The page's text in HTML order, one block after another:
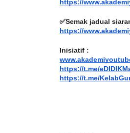
https://
✅Semak jadual
https://
Inisiatif :
https://t.me/
https://t.me/